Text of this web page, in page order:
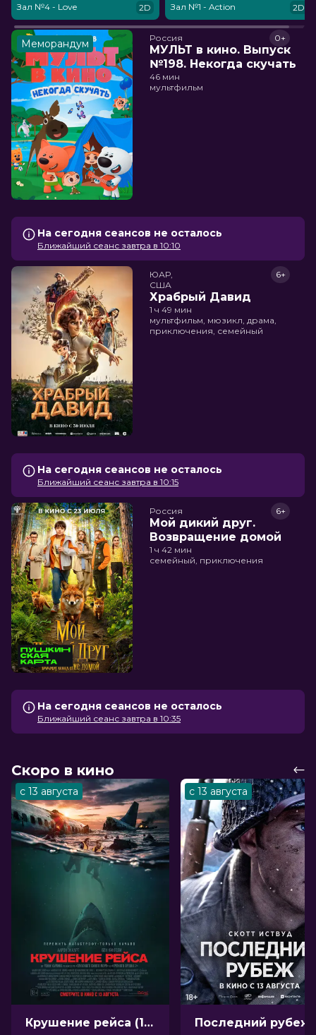
Зал №4 - Love 2D Зал №1 - Action 2D
Меморандум Россия
МУЛЬТ в кино. Выпуск
№198. Некогда скучать
0+
46 мин
мультфильм
На сегодня сеансов не осталось
Ближайший сеанс завтра в 10:10
ЮАР,
США
Храбрый Давид
6+
1 ч 49 мин
мультфильм, мюзикл, драма,
приключения, семейный
На сегодня сеансов не осталось
Ближайший сеанс завтра в 10:15
Россия
Мой дикий друг.
Возвращение домой
6+
1 ч 42 мин
семейный, приключения
На сегодня сеансов не осталось
Ближайший сеанс завтра в 10:35
Скоро в кино
с 13 августа
Крушение рейса (18+)
с 13 августа